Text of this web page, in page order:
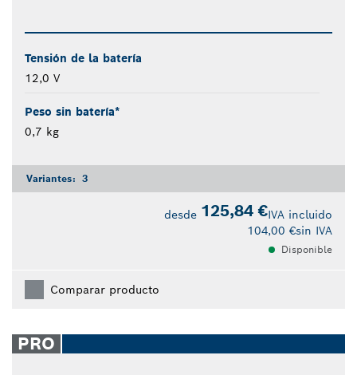
Tensión de la batería
12,0 V
Peso sin batería*
0,7 kg
Variantes: 3
desde 125,84 €IVA incluido
104,00 €sin IVA
Disponible
Comparar producto
PRO